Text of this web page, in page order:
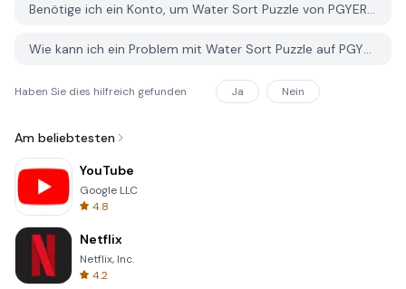
Benötige ich ein Konto, um Water Sort Puzzle von PGYER APK HUB herunterzuladen?
Wie kann ich ein Problem mit Water Sort Puzzle auf PGYER APK HUB melden?
Haben Sie dies hilfreich gefunden Ja Nein
Am beliebtesten
YouTube
Google LLC
4.8
Netflix
Netflix, Inc.
4.2